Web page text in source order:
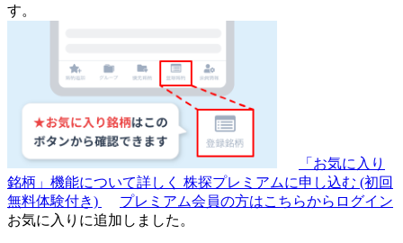
す。
「お気に入り
銘柄」機能について詳しく 株探プレミアムに申し込む (初回
無料体験付き)
プレミアム会員の方はこちらからログイン
お気に入りに追加しました。